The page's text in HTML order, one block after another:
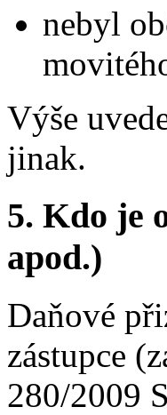
nebyl
Výše
jinak.
5. Kdo je
apod.)
Daňové
zástupce
280/2009